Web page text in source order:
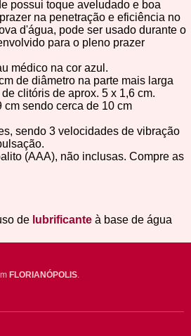
possui toque aveludado e boa
na penetração e eficiência no
d'água, pode ser usado durante o
para o pleno prazer
médico na cor azul.
de diâmetro na parte mais larga
clitóris de aprox. 5 x 1,6 cm.
sendo cerca de 10 cm
sendo 3 velocidades de vibração
(AAA), não inclusas. Compre as
de lubrificante à base de água
FLORIANÓPOLIS.